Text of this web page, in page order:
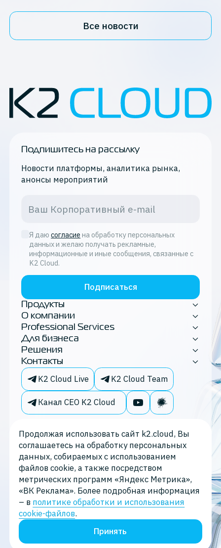
Все новости
Подпишитесь на рассылку
Новости платформы, аналитика рынка,
анонсы мероприятий
Я даю согласие на обработку персональных
данных и желаю получать рекламные,
информационные и иные сообщения, связанные с
K2 Cloud.
Подписаться
Продукты
О компании
Professional Services
Для бизнеса
Решения
Контакты
K2 Cloud Live K2 Cloud Team
Канал CEO K2 Cloud
Политика конфиденциальности
2026. Все права защищены
Продолжая использовать сайт k2.cloud, Вы
соглашаетесь на обработку персональных
данных, собираемых с использованием
файлов cookie, а также посредством
метрических программ «Яндекс Метрика»,
«ВК Реклама». Более подробная информация
– в политике обработки и использования
cookie-файлов.
Принять